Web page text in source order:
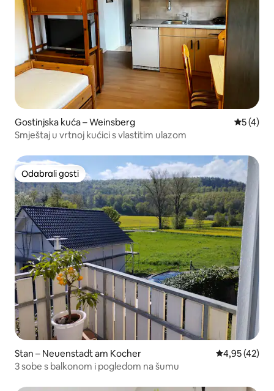
Gostinjska kuća – Weinsberg
5 (4)
Smještaj u vrtnoj kućici s vlastitim ulazom
Odabrali gosti
Odabrali gosti
Stan – Neuenstadt am Kocher Prosječna
4,95 (42)
3 sobe s balkonom i pogledom na šumu